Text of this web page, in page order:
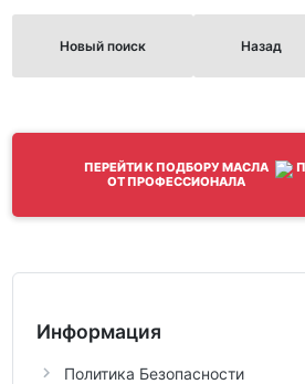
Новый поиск Назад
ПЕРЕЙТИ К ПОДБОРУ МАСЛА
ОТ ПРОФЕССИОНАЛА
Информация
Политика Безопасности